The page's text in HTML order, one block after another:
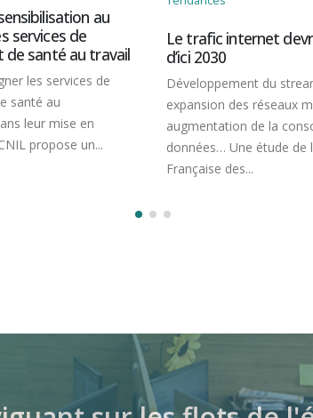
internet devrait exploser
du streaming,
des réseaux mobiles,
de la consommation de
Une étude de la Fédération
L’Europe
Un ensemble
le nom
l’intelligence
compter de